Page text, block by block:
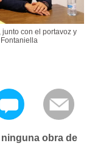
con el portavoz y
obra de